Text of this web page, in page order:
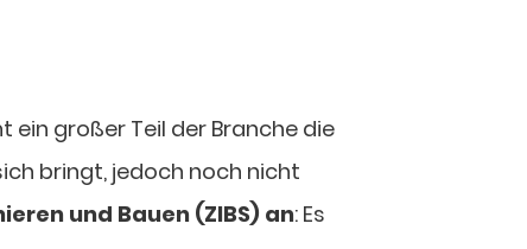
ein großer Teil der Branche die
bringt, jedoch noch nicht
und Bauen (ZIBS) an: Es